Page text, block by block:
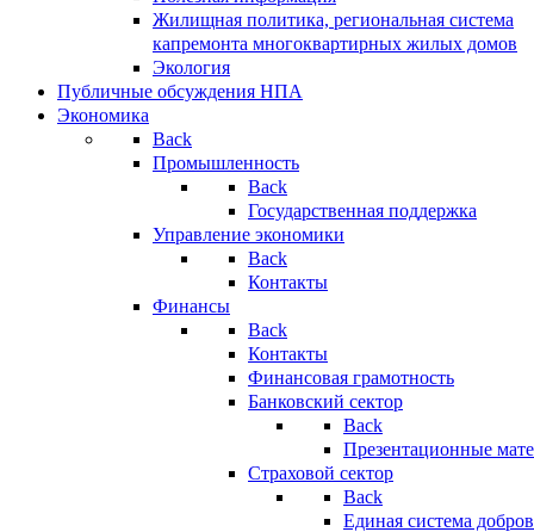
Жилищная политика, региональная система
капремонта многоквартирных жилых домов
Экология
Публичные обсуждения НПА
Экономика
Back
Промышленность
Back
Государственная поддержка
Управление экономики
Back
Контакты
Финансы
Back
Контакты
Финансовая грамотность
Банковский сектор
Back
Презентационные
Страховой сектор
Back
Единая система